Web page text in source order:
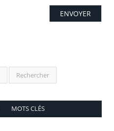
MOTS CLÉS